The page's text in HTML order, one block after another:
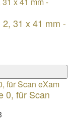
31 x 41 mm -
0, für Scan